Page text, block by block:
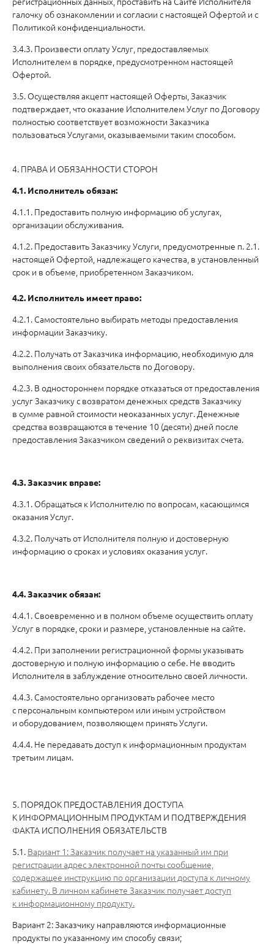
галочку об ознакомлении и согласии с настоящей Офертой и с
Политикой конфиденциальности.
3.4.3. Произвести оплату Услуг, предоставляемых
Исполнителем в порядке, предусмотренном настоящей
Офертой.
3.5. Осуществляя акцепт настоящей Оферты, Заказчик
подтверждает, что оказание Исполнителем Услуг по Договору
полностью соответствует возможности Заказчика
пользоваться Услугами, оказываемыми таким способом.
4. ПРАВА И ОБЯЗАННОСТИ СТОРОН
4.1. Исполнитель обязан:
4.1.1. Предоставить полную информацию об услугах,
организации обслуживания.
4.1.2. Предоставить Заказчику Услуги, предусмотренные п. 2.1.
настоящей Офертой, надлежащего качества, в установленный
срок и в объеме, приобретенном Заказчиком.
4.2. Исполнитель имеет право:
4.2.1. Самостоятельно выбирать методы предоставления
информации Заказчику.
4.2.2. Получать от Заказчика информацию, необходимую для
выполнения своих обязательств по Договору.
4.2.3. В одностороннем порядке отказаться от предоставления
услуг Заказчику с возвратом денежных средств Заказчику
в сумме равной стоимости неоказанных услуг. Денежные
средства возвращаются в течение 10 (десяти) дней после
предоставления Заказчиком сведений о реквизитах счета.
4.3. Заказчик вправе:
4.3.1. Обращаться к Исполнителю по вопросам, касающимся
оказания Услуг.
4.3.2. Получать от Исполнителя полную и достоверную
информацию о сроках и условиях оказания услуг.
4.4. Заказчик обязан:
4.4.1. Своевременно и в полном объеме осуществить оплату
Услуг в порядке, сроки и размере, установленные на сайте.
4.4.2. При заполнении регистрационной формы указывать
достоверную и полную информацию о себе. Не вводить
Исполнителя в заблуждение относительно своей личности.
4.4.3. Самостоятельно организовать рабочее место
с персональным компьютером или иным устройством
и оборудованием, позволяющем принять Услуги.
4.4.4. Не передавать доступ к информационным продуктам
третьим лицам.
5. ПОРЯДОК ПРЕДОСТАВЛЕНИЯ ДОСТУПА
К ИНФОРМАЦИОННЫМ ПРОДУКТАМ И ПОДТВЕРЖДЕНИЯ
ФАКТА ИСПОЛНЕНИЯ ОБЯЗАТЕЛЬСТВ
5.1. Вариант 1: Заказчик получает на указанный им при
регистрации адрес электронной почты сообщение,
содержащее инструкцию по организации доступа к личному
кабинету. В личном кабинете Заказчик получает доступ
к информационному продукту.
Вариант 2: Заказчику направляются информационные
продукты по указанному им способу связи;